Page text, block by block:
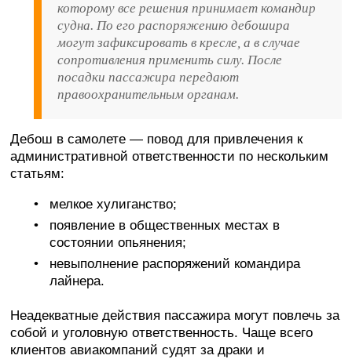
которому все решения принимает командир
судна. По его распоряжению дебошира
могут зафиксировать в кресле, а в случае
сопротивления применить силу. После
посадки пассажира передают
правоохранительным органам.
Дебош в самолете — повод для привлечения к
административной ответственности по нескольким
статьям:
мелкое хулиганство;
появление в общественных местах в
состоянии опьянения;
невыполнение распоряжений командира
лайнера.
Неадекватные действия пассажира могут повлечь за
собой и уголовную ответственность. Чаще всего
клиентов авиакомпаний судят за драки и